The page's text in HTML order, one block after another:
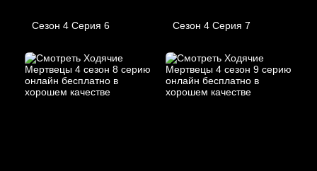
Сезон 4 Серия 6 Сезон 4 Серия 7